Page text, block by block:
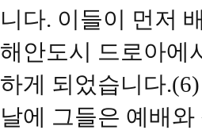
니다. 이들이 먼저
해안도시 드로아에
하게 되었습니다
날에 그들은 예배